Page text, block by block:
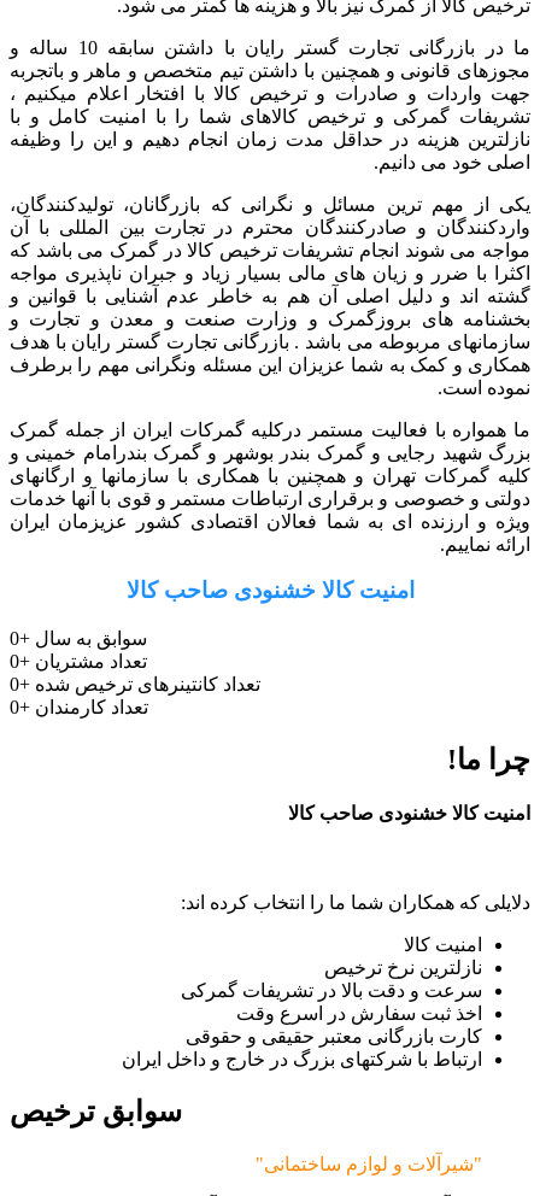
ترخیص کالا از گمرک نیز بالا و هزینه ها کمتر می شود.
ما در بازرگانی تجارت گستر رایان با داشتن سابقه 10 ساله و
مجوزهای قانونی و همچنین با داشتن تیم متخصص و ماهر و باتجربه
جهت واردات و صادرات و ترخیص کالا با افتخار اعلام میکنیم ،
تشریفات گمرکی و ترخیص کالاهای شما را با امنیت کامل و با
نازلترین هزینه در حداقل مدت زمان انجام دهیم و این را وظیفه
اصلی خود می دانیم.
یکی از مهم ترین مسائل و نگرانی که بازرگانان، تولیدکنندگان،
واردکنندگان و صادرکنندگان محترم در تجارت بین المللی با آن
مواجه می شوند انجام تشریفات ترخیص کالا در گمرک می باشد که
اکثرا با ضرر و زیان های مالی بسیار زیاد و جبران ناپذیری مواجه
گشته اند و دلیل اصلی آن هم به خاطر عدم آشنایی با قوانین و
بخشنامه های بروزگمرک و وزارت صنعت و معدن و تجارت و
سازمانهای مربوطه می باشد . بازرگانی تجارت گستر رایان با هدف
همکاری و کمک به شما عزیزان این مسئله ونگرانی مهم را برطرف
نموده است.
ما همواره با فعالیت مستمر درکلیه گمرکات ایران از جمله گمرک
بزرگ شهید رجایی و گمرک بندر بوشهر و گمرک بندرامام خمینی و
کلیه گمرکات تهران و همچنین با همکاری با سازمانها و ارگانهای
دولتی و خصوصی و برقراری ارتباطات مستمر و قوی با آنها خدمات
ویژه و ارزنده ای به شما فعالان اقتصادی کشور عزیزمان ایران
ارائه نماییم.
امنیت کالا خشنودی صاحب کالا
0+ سوابق به سال
0+ تعداد مشتریان
0+ تعداد کانتینرهای ترخیص شده
0+ تعداد کارمندان
چرا ما!
امنیت کالا خشنودی صاحب کالا
دلایلی که همکاران شما ما را انتخاب کرده اند:
امنیت کالا
نازلترین نرخ ترخیص
سرعت و دقت بالا در تشریفات گمرکی
اخذ ثبت سفارش در اسرع وقت
کارت بازرگانی معتبر حقیقی و حقوقی
ارتباط با شرکتهای بزرگ در خارج و داخل ایران
سوابق ترخیص
"شیرآلات و لوازم ساختمانی"